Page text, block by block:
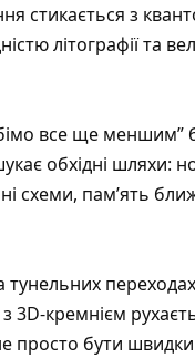
стикається з
літографії та
все ще меншим”
обхідні шляхи:
схеми, пам’ять
тунельних
3D-кремнієм
просто бути